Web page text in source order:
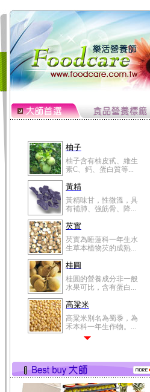
柚子
柚子含有柚皮甙、維生
素C、鈣、蛋白質等...
黃精
黃精味甘，性微溫，具
有補肺、強筋骨、降...
芡實
芡實為睡蓮科一年生水
生草本植物芡的成熟...
桂圓
桂圓的營養成分非一般
水果可比，含有蛋白...
高粱米
高粱米別名為蜀黍，為
禾本科一年生作物。...
有蛋白質、脂肪、磷...
鮪魚